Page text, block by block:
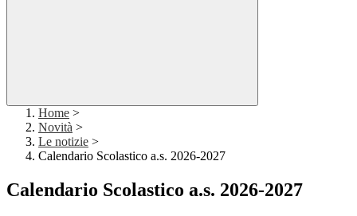
Home >
Novità >
Le notizie >
Calendario Scolastico a.s. 2026-2027
Calendario Scolastico a.s. 2026-2027